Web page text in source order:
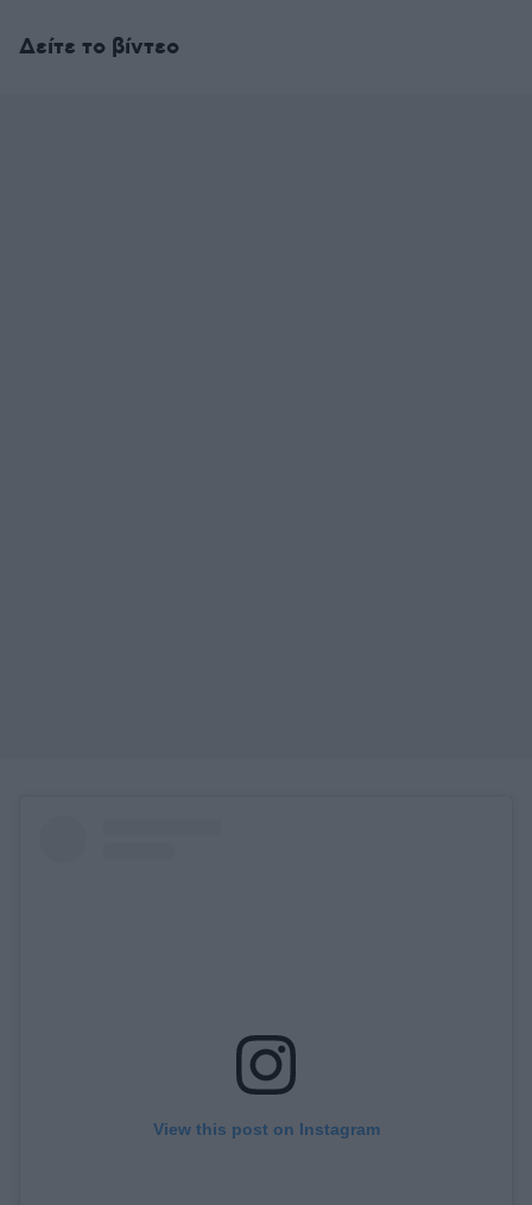
Δείτε το βίντεο
View this post on Instagram